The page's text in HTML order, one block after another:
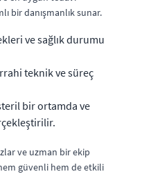
bir danışmanlık sunar.
ve sağlık durumu
teknik ve süreç
bir ortamda ve
ve uzman bir ekip
güvenli hem de etkili